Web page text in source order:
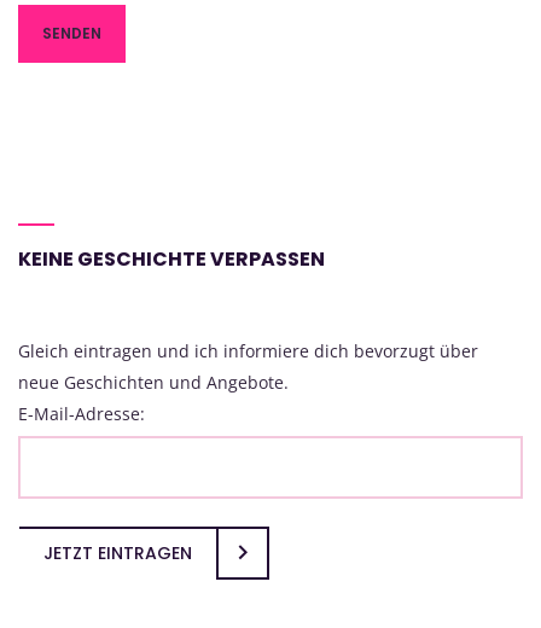
KEINE GESCHICHTE VERPASSEN
Gleich eintragen und ich informiere dich bevorzugt über
neue Geschichten und Angebote.
E-Mail-Adresse:
JETZT EINTRAGEN